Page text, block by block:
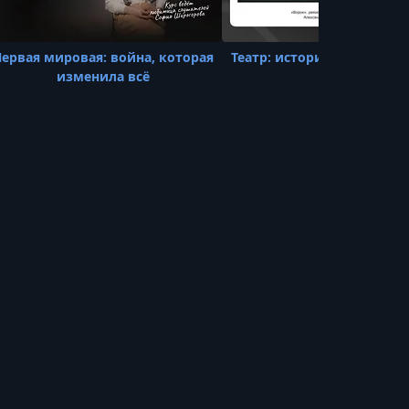
мировая: война, которая
изменила всё
Театр: история и